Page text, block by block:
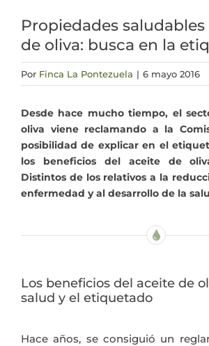
Propiedades
de oliva: busca en la
Por Finca La Pontezuela | 6 mayo 2016
Desde hace mucho tiempo, el
oliva viene reclamando a la
posibilidad de explicar en el
los beneficios del aceite de
Distintos de los relativos a la
enfermedad y al desarrollo de la
Los beneficios del aceite de
salud y el etiquetado
Hace años, se consiguió un